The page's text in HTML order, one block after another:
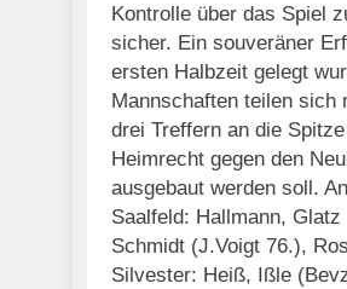
Kontrolle über das Spiel
sicher. Ein souveräner
ersten Halbzeit gelegt
Mannschaften teilen
drei Treffern an die
Heimrecht gegen den
ausgebaut werden soll.
Saalfeld: Hallmann,
Schmidt (J.Voigt 76.),
Silvester: Heiß, Ißle